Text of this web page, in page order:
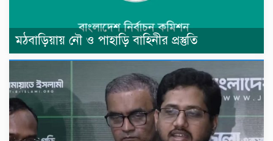
মঠবাড়িয়ায় নৌ ও পাহাড়ি বাহিনীর প্রস্তুতি